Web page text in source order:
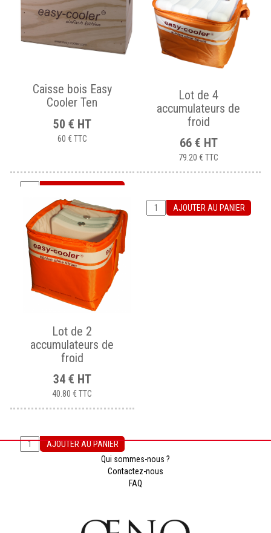
Caisse bois Easy
Cooler Ten
50 € HT
60 €TTC
Lot de 4
accumulateurs de
froid
66€ HT
79.20 €TTC
AJOUTER AU PANIER
Lot de 2
accumulateurs de
froid
34€ HT
40.80 €TTC
AJOUTER AU PANIER
Qui sommes-nous ?
Contactez-nous
FAQ